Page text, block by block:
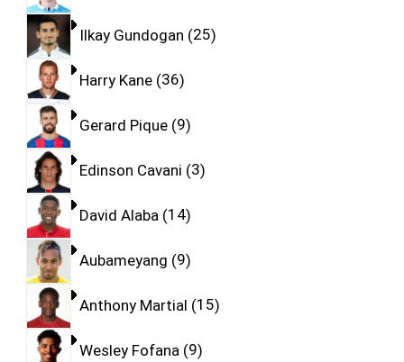
Ilkay Gundogan 25
Harry Kane 36
Gerard Pique 9
Edinson Cavani 3
David Alaba 14
Aubameyang 9
Anthony Martial 15
Wesley Fofana 9